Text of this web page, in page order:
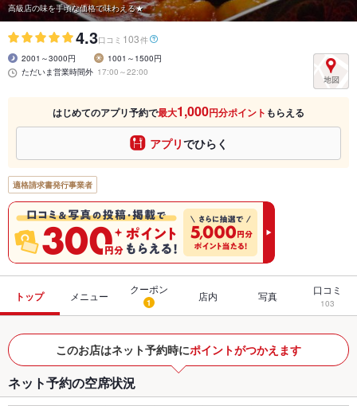
高級店の味を手頃な価格で味わえる★
4.3口コミ 103件
2001～3000円
1001～1500円
ただいま営業時間外 17:00～22:00
はじめてのアプリ予約で最大1,000円分ポイント もらえる
アプリでひらく
適格請求書発行事業者
トップ メニュー
クーポン
1 店内 写真 口コミ
103
このお店はネット予約時にポイントがつかえます
ネット予約の空席状況